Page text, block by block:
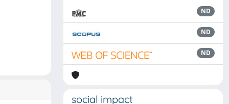
ND
ND
ND
social impact